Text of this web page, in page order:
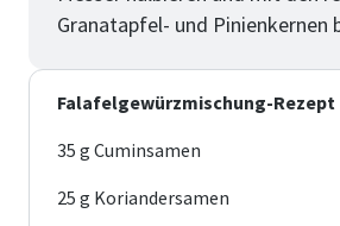
Granatapfel- und Pinienkernen
Falafelgewürzmischung-Rezept
35 g Cuminsamen
25 g Koriandersamen